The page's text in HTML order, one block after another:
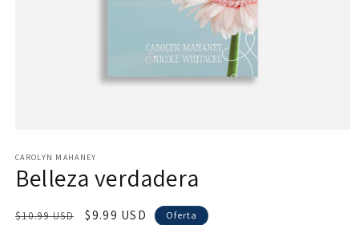
multimedia
1
en
modal
CAROLYN MAHANEY
Belleza verdadera
Precio
$10.99 USD
Precio
$9.99 USD Oferta